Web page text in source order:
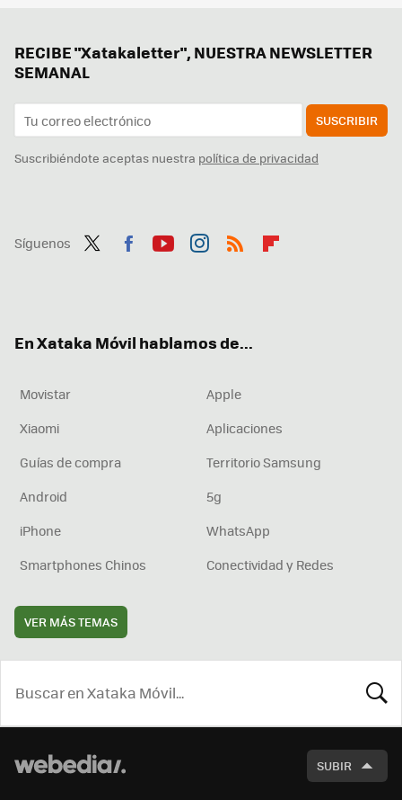
RECIBE "Xatakaletter", NUESTRA NEWSLETTER
SEMANAL
SUSCRIBIR
Suscribiéndote aceptas nuestra política de privacidad
Síguenos
En Xataka Móvil hablamos de...
Movistar
Apple
Xiaomi
Aplicaciones
Guías de compra
Territorio Samsung
Android
5g
iPhone
WhatsApp
Smartphones Chinos
Conectividad y Redes
VER MÁS TEMAS
SUBIR